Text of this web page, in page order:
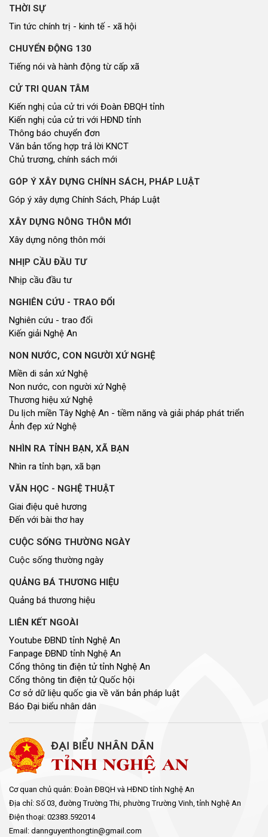
THỜI SỰ
Tin tức chính trị - kinh tế - xã hội
CHUYỂN ĐỘNG 130
Tiếng nói và hành động từ cấp xã
CỬ TRI QUAN TÂM
Kiến nghị của cử tri với Đoàn ĐBQH tỉnh
Kiến nghị của cử tri với HĐND tỉnh
Thông báo chuyển đơn
Văn bản tổng hợp trả lời KNCT
Chủ trương, chính sách mới
GÓP Ý XÂY DỰNG CHÍNH SÁCH, PHÁP LUẬT
Góp ý xây dựng Chính Sách, Pháp Luật
XÂY DỰNG NÔNG THÔN MỚI
Xây dựng nông thôn mới
NHỊP CẦU ĐẦU TƯ
Nhịp cầu đầu tư
NGHIÊN CỨU - TRAO ĐỔI
Nghiên cứu - trao đổi
Kiến giải Nghệ An
NON NƯỚC, CON NGƯỜI XỨ NGHỆ
Miền di sản xứ Nghệ
Non nước, con người xứ Nghệ
Thương hiệu xứ Nghệ
Du lịch miền Tây Nghệ An - tiềm năng và giải pháp phát triển
Ảnh đẹp xứ Nghệ
NHÌN RA TỈNH BẠN, XÃ BẠN
Nhìn ra tỉnh bạn, xã bạn
VĂN HỌC - NGHỆ THUẬT
Giai điệu quê hương
Đến với bài thơ hay
CUỘC SỐNG THƯỜNG NGÀY
Cuộc sống thường ngày
QUẢNG BÁ THƯƠNG HIỆU
Quảng bá thương hiệu
LIÊN KẾT NGOÀI
Youtube ĐBND tỉnh Nghệ An
Fanpage ĐBND tỉnh Nghệ An
Cổng thông tin điện tử tỉnh Nghệ An
Cổng thông tin điện tử Quốc hội
Cơ sở dữ liệu quốc gia về văn bản pháp luật
Báo Đại biểu nhân dân
Cơ quan chủ quản: Đoàn ĐBQH và HĐND tỉnh Nghệ An
Địa chỉ: Số 03, đường Trường Thi, phường Trường Vinh, tỉnh Nghệ An
Điện thoại: 02383.592014
Email: dannguyenthongtin@gmail.com